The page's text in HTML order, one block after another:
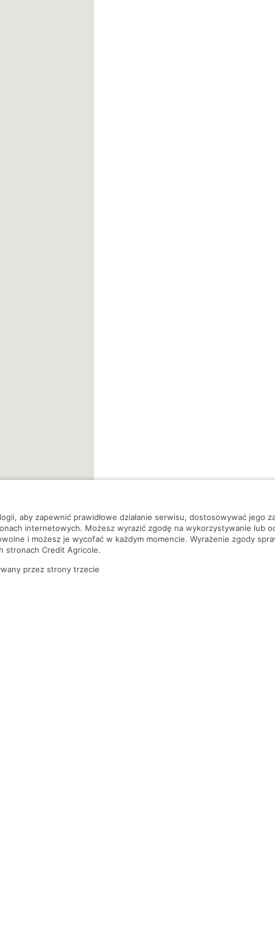
aby zapewnić prawidłowe działanie serwisu, dostosowywać jego
internetowych. Możesz wyrazić zgodę na wykorzystywanie lub
i możesz je wycofać w każdym momencie. Wyrażenie zgody
stronach Credit Agricole.
przez strony trzecie